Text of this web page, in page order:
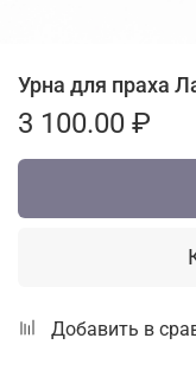
Урна для праха
3 100.00 ₽
Добавить в